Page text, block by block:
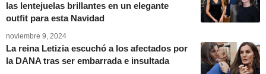
las lentejuelas brillantes en un elegante
outfit para esta Navidad
noviembre 9, 2024
La reina Letizia escuchó a los afectados por
la DANA tras ser embarrada e insultada